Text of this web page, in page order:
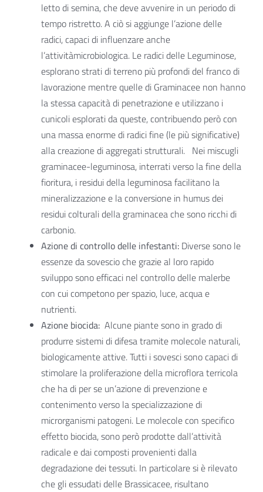
letto di semina, che deve avvenire in un periodo di
tempo ristretto. A ciò si aggiunge l’azione delle
radici, capaci di influenzare anche
l’attivitàmicrobiologica. Le radici delle Leguminose,
esplorano strati di terreno più profondi del franco di
lavorazione mentre quelle di Graminacee non hanno
la stessa capacità di penetrazione e utilizzano i
cunicoli esplorati da queste, contribuendo però con
una massa enorme di radici fine (le più significative)
alla creazione di aggregati strutturali. Nei miscugli
graminacee-leguminosa, interrati verso la fine della
fioritura, i residui della leguminosa facilitano la
mineralizzazione e la conversione in humus dei
residui colturali della graminacea che sono ricchi di
carbonio.
Azione di controllo delle infestanti: Diverse sono le
essenze da sovescio che grazie al loro rapido
sviluppo sono efficaci nel controllo delle malerbe
con cui competono per spazio, luce, acqua e
nutrienti.
Azione biocida: Alcune piante sono in grado di
produrre sistemi di difesa tramite molecole naturali,
biologicamente attive. Tutti i sovesci sono capaci di
stimolare la proliferazione della microflora terricola
che ha di per se un’azione di prevenzione e
contenimento verso la specializzazione di
microrganismi patogeni. Le molecole con specifico
effetto biocida, sono però prodotte dall’attività
radicale e dai composti provenienti dalla
degradazione dei tessuti. In particolare si è rilevato
che gli essudati delle Brassicacee, risultano